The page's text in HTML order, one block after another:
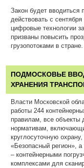
Закон будет вводиться
действовать с
цифровые технологии
призваны повысить
грузопотоками в стране.
ПОДМОСКОВЬЕ
ХРАНЕНИЯ
Власти Московской
работы 244
правилам, все объекты
нормативам,
круглосуточную
«Безопасный регион»,
– контейнерными
комплексами для